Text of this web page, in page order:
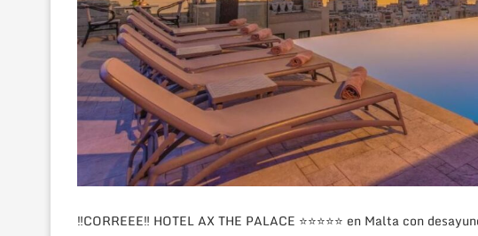
‼CORREEE‼ HOTEL AX THE PALACE ⭐⭐⭐⭐⭐ en Malta con